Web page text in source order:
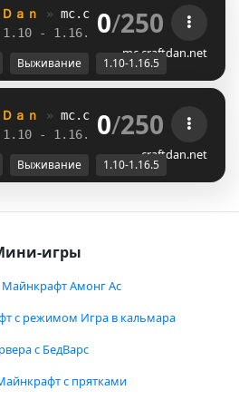
ａｎ » mc.craftdan.net //
1.10 - 1.16.5 //
0/250
mc.craftdan.net
Выживание 1.10-1.16.5
ａｎ » mc.craftdan.net //
1.10 - 1.16.5 //
0/250
craftdan.net
Выживание 1.10-1.16.5
игры
Майнкрафт Амонг Ас
с режимом Игра в кальмара
с БедВарс
с прятками